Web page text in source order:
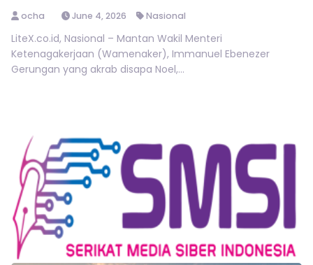
ocha June 4, 2026 Nasional
LiteX.co.id, Nasional – Mantan Wakil Menteri
Ketenagakerjaan (Wamenaker), Immanuel Ebenezer
Gerungan yang akrab disapa Noel,...